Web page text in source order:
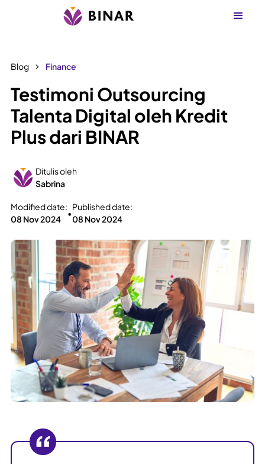
Blog Finance
Testimoni Outsourcing
Talenta Digital oleh Kredit
Plus dari BINAR
Ditulis oleh
Sabrina
Modified date:
08 Nov 2024
•
Published date:
08 Nov 2024